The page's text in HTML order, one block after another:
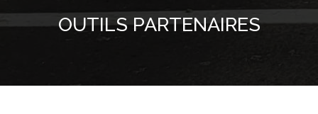
OUTILS PARTENAIRES